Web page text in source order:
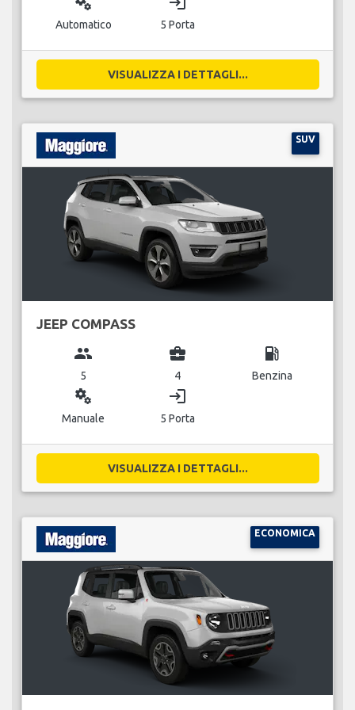
Automatico 5 Porta
VISUALIZZA I DETTAGLI...
SUV
JEEP COMPASS
group
5
business_center
4
local_gas_station
Benzina
miscellaneous_services
Manuale
login
5 Porta
VISUALIZZA I DETTAGLI...
ECONOMICA